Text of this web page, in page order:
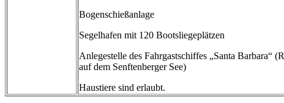
Bogenschießanlage
Segelhafen mit 120 Bootsliegeplätzen
Anlegestelle des Fahrgastschiffes „Santa Barbara“
auf dem Senftenberger See)
Haustiere sind erlaubt.